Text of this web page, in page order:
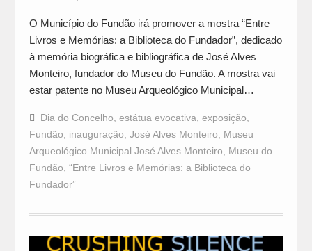
O Município do Fundão irá promover a mostra “Entre
Livros e Memórias: a Biblioteca do Fundador”, dedicado
à memória biográfica e bibliográfica de José Alves
Monteiro, fundador do Museu do Fundão. A mostra vai
estar patente no Museu Arqueológico Municipal…
Dia do Concelho, estátua evocativa, exposição,
Fundão, inauguração, José Alves Monteiro, Museu
Arqueológico Municipal José Alves Monteiro, Museu do
Fundão, “Entre Livros e Memórias: a Biblioteca do
Fundador”